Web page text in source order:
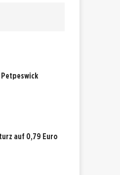
Petpeswick
auf 0,79 Euro